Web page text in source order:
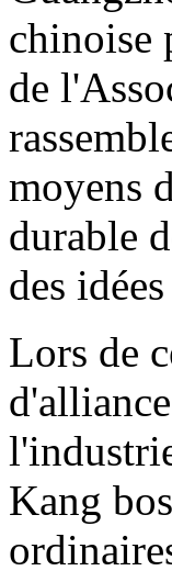
chinoise
de
moyens
durable
des
Lors de
Kang